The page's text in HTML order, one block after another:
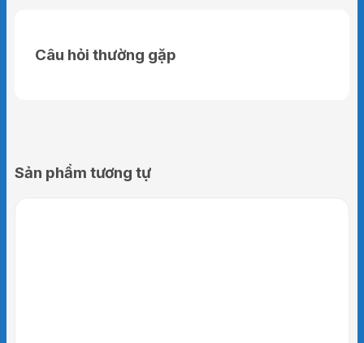
Câu hỏi thường gặp
Sản phẩm tương tự